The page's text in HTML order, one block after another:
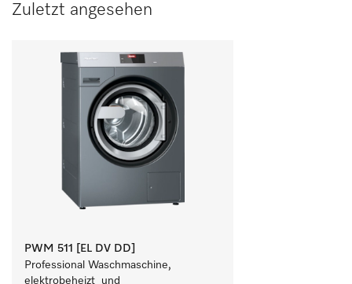
Zuletzt angesehen
PWM 511 [EL DV DD]
Professional Waschmaschine,
elektrobeheizt  und